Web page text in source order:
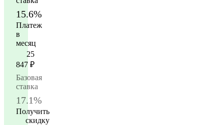
15.6%
Платеж
в
месяц
25
847 ₽
Базовая
ставка
17.1%
Получить
скидку